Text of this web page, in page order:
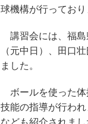
球機構が行ってお
講習会には、福島
（元中日）、田口
ました。
ボールを使った体
技能の指導が行わ
なども紹介されま